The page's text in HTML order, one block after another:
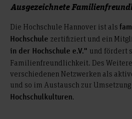
Ausgezeichnete
Die Hochschule Hannover ist als
Hochschule zertifiziert und ein
in der Hochschule e.V." und fördert
Familienfreundlichkeit. Des
verschiedenen Netzwerken als
und so im Austausch zur Umsetzung
Hochschulkulturen.